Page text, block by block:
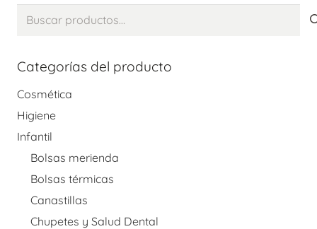
Buscar
Categorías del producto
Cosmética
Higiene
Infantil
Bolsas merienda
Bolsas térmicas
Canastillas
Chupetes y Salud Dental